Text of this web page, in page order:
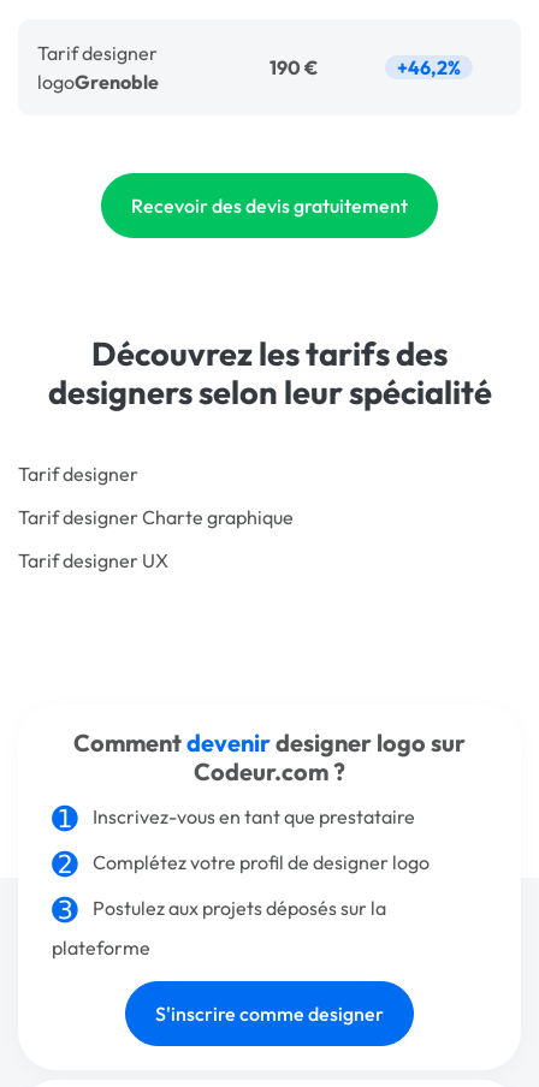
Tarifdesigner
logoGrenoble
190 € +46,2%
Recevoir des devis gratuitement
Découvrez les tarifs des
designers selon leur spécialité
Tarif designer
Tarif designer Charte graphique
Tarif designer UX
Commentdevenirdesigner logo sur
Codeur.com ?
Inscrivez-vousen tant que prestataire
Complétez votre profil de designer logo
Postulez aux projets déposés sur la
plateforme
S'inscrire comme designer